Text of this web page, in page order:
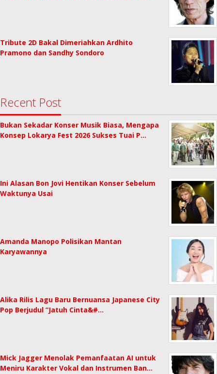
Tribute 2D Bakal Dimeriahkan Ardhito
Pramono dan Sandhy Sondoro
Recent Post
Bukan Sekadar Konser Musik Biasa, Mengapa
Konsep Lokarya Fest 2026 Sukses Tuai P…
Ini Alasan Bon Jovi Hentikan Konser Sebelum
Waktunya Usai
Amanda Manopo Polisikan Mantan
Karyawannya
Alika Rilis Lagu Baru Bernuansa Japanese City
Pop Berjudul “Jatuh Cinta&#…
Mick Jagger Menolak Pemanfaatan AI untuk
Meniru Karakter Vokal dan Instrumen Ban…